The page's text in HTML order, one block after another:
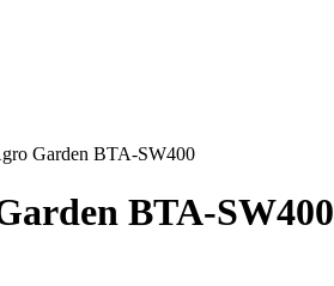
Garden BTA-SW400
BTA-SW400